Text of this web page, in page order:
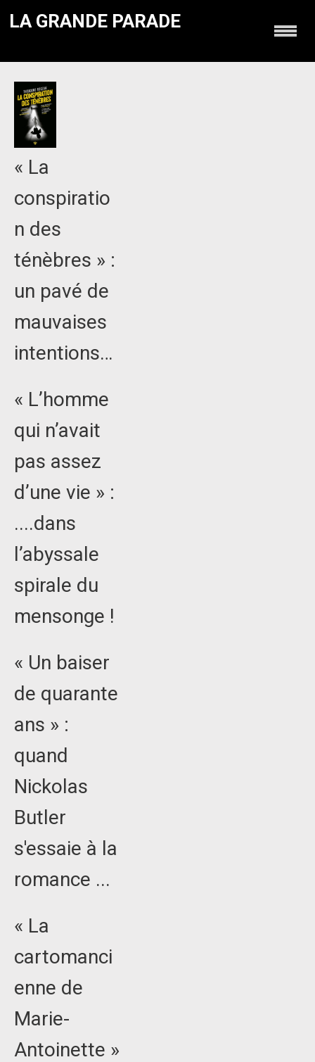
LA GRANDE PARADE
« La
conspiratio
n des
ténèbres » :
un pavé de
mauvaises
intentions…
« L’homme
qui n’avait
pas assez
d’une vie » :
....dans
l’abyssale
spirale du
mensonge !
« Un baiser
de quarante
ans » :
quand
Nickolas
Butler
s'essaie à la
romance ...
« La
cartomanci
enne de
Marie-
Antoinette »